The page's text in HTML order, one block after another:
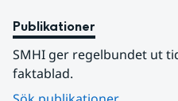
Publikationer
SMHI ger regelbundet ut
faktablad.